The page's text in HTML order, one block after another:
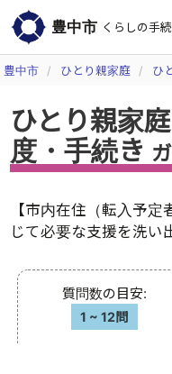
豊中市 くらしの手
豊中市 ひとり親家庭 ひ
ひとり親家
度・手続き
【市内在住（転入予
じて必要な支援を洗い
質問数の目安:
1 ~12問